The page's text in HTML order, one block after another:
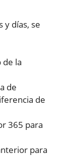
y días, se
de la
de
de
365 para
para